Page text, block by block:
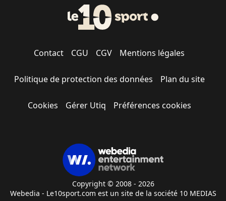
Contact CGU CGV Mentions légales
Politique de protection des données Plan du site
Cookies Gérer Utiq Préférences cookies
Copyright © 2008 - 2026
Webedia - Le10sport.com est un site de la société 10 MEDIAS